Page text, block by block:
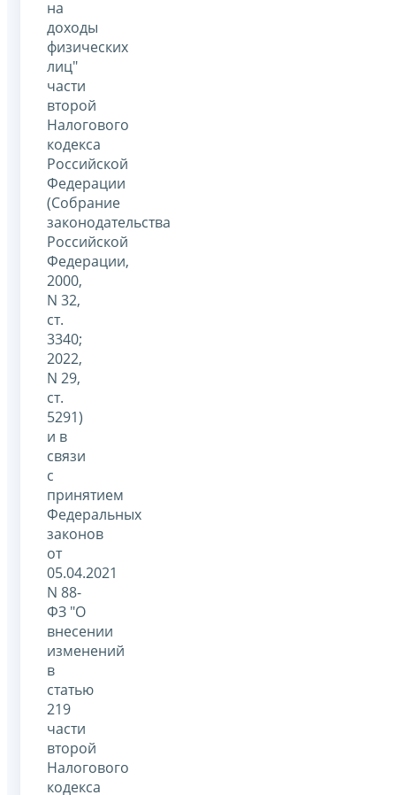
на
доходы
физических
лиц"
части
второй
Налогового
кодекса
Российской
Федерации
(Собрание
законодательства
Российской
Федерации,
2000,
N 32,
ст.
3340;
2022,
N 29,
ст.
5291)
и в
связи
с
принятием
Федеральных
законов
от
05.04.2021
N 88-
ФЗ "О
внесении
изменений
в
статью
219
части
второй
Налогового
кодекса